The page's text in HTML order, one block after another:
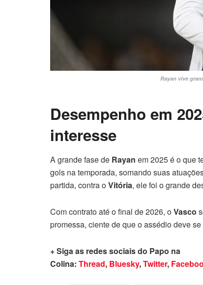
Rayan vive
Desempenho em
interesse
A grande fase de Rayan em 2025 é o que
gols na temporada, somando suas
partida, contra oVitória, ele foi o grande
Com contrato até o final de 2026, oVasco
promessa, ciente de que o assédio deve
+ Siga as redes sociais do Papo na
Colina: Thread, Bluesky,Twitter,